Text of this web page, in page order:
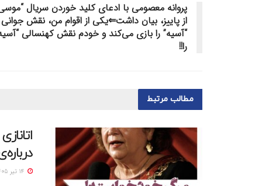
پروانه معصومی با ادعای کلید خوردن سریال
از پاییز، بیان داشت⇐یکی از اقوام من، نقش جوانی
“آسیه” را بازی می‌کند و خودم نقش کهنسالی
را!!
مطالب مرتبط